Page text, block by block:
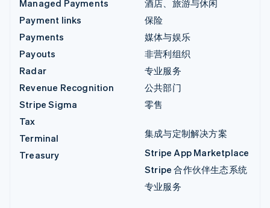
Managed Payments
Payment links
Payments
Payouts
Radar
Revenue Recognition
Stripe Sigma
Tax
Terminal
Treasury
酒店、旅游与休闲
保险
媒体与娱乐
非营利组织
专业服务
公共部门
零售
集成与定制解决方案
Stripe App Marketplace
Stripe 合作伙伴生态系统
专业服务